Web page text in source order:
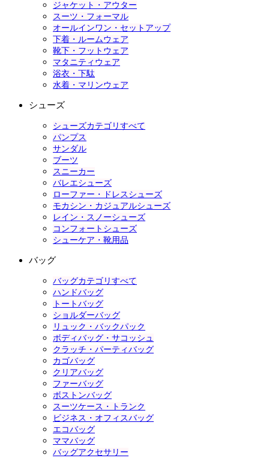
ジャケット・アウター
スーツ・フォーマル
オールインワン・セットアップ
下着・ルームウェア
靴下・フットウェア
マタニティウェア
浴衣・下駄
水着・マリンウェア
シューズ
シューズカテゴリすべて
パンプス
サンダル
ブーツ
スニーカー
バレエシューズ
ローファー・ドレスシューズ
モカシン・カジュアルシューズ
レイン・スノーシューズ
コンフォートシューズ
シューケア・靴用品
バッグ
バッグカテゴリすべて
ハンドバッグ
トートバッグ
ショルダーバッグ
リュック・バックパック
ボディバッグ・サコッシュ
クラッチ・パーティバッグ
カゴバッグ
クリアバッグ
ファーバッグ
ボストンバッグ
スーツケース・トランク
ビジネス・オフィスバッグ
エコバッグ
ママバッグ
バッグアクセサリー